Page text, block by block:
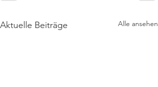
Aktuelle Beiträge Alle ansehen